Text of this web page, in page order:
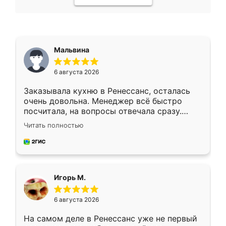
Мальвина
6 августа 2026
Заказывала кухню в Ренессанс, осталась
очень довольна. Менеджер всё быстро
посчитала, на вопросы отвечала сразу.
Замерщик приехал в субботу, подошёл к
делу со всей ответственностью. Собрали
за день, ребята работали аккуратно, даже
Читать полностью
Игорь М.
6 августа 2026
На самом деле в Ренессанс уже не первый